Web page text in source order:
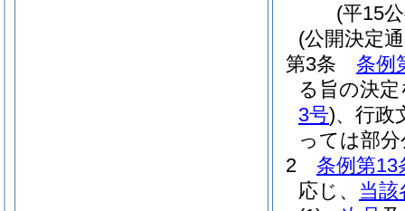
(平15
(公開決定
第3条
条例
る旨の決
3号)、行政
っては部
2
条例第13
応じ、 当該